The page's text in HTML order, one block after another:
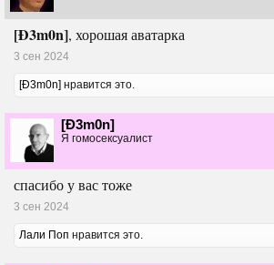
[Ð3m0n], хорошая аватарка
3 сен 2024
[Ð3m0n] нравится это.
[Ð3m0n]
Я гомосексуалист
спасибо у вас тоже
3 сен 2024
Лали Поп нравится это.